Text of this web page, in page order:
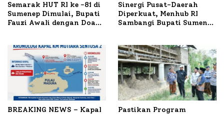
Semarak HUT RI ke -81 di
Sumenep Dimulai, Bupati
Fauzi Awali dengan Doa
Sinergi Pusat-Daerah
Diperkuat, Menhub RI
Sambangi Bupati Sumenep
BREAKING NEWS – Kapal
Pastikan Program